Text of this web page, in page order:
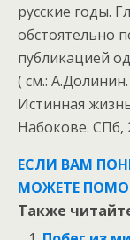
русские годы.
обстоятельно
публикацией
( см.:
Истинная
Набокове. СПб,
ЕСЛИ ВАМ
МОЖЕТЕ
Также